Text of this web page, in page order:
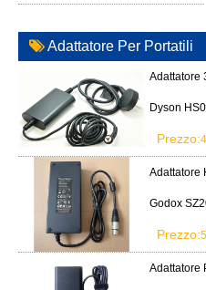
Adattatore Per Portatili
Adattatore
Dyson
Prezzo:
Adattatore
Godox
Prezzo:
Adattatore